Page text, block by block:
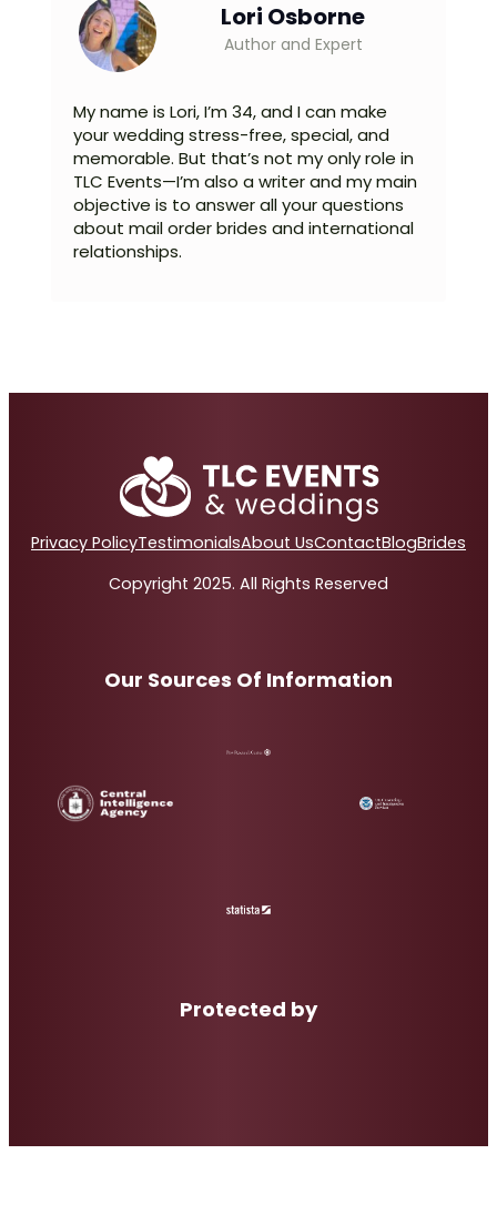
Lori Osborne
Author and Expert
My name is Lori, I’m 34, and I can make
your wedding stress-free, special, and
memorable. But that’s not my only role in
TLC Events—I’m also a writer and my main
objective is to answer all your questions
about mail order brides and international
relationships.
Privacy PolicyTestimonialsAbout UsContactBlogBrides
Copyright 2025. All Rights Reserved
Our Sources Of Information
Protected by